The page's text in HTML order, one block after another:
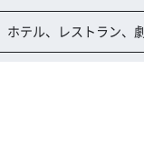
ホテル、レストラン、